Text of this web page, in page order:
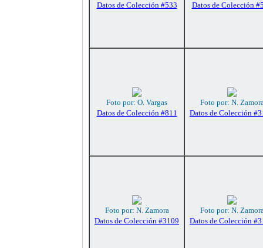
Datos de Colección #533
Datos de Colección
Foto por: O. Vargas
Datos de Colección #811
Foto por: N.
Datos de Colección
Foto por: N. Zamora
Datos de Colección #3109
Foto por: N.
Datos de Colección